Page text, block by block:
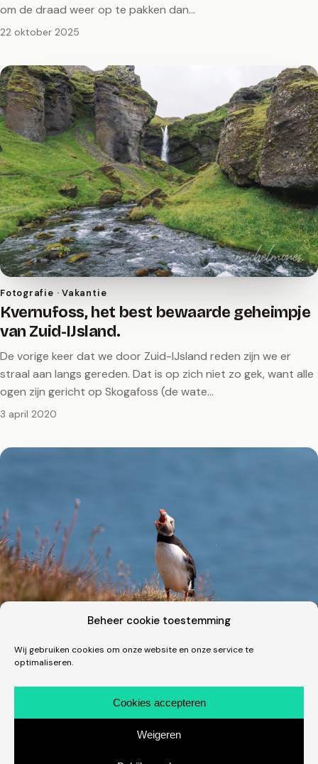
Beheer cookie toestemming
Wij gebruiken cookies om onze website en onze service te
optimaliseren.
Cookies accepteren
Weigeren
om de draad weer op te pakken dan…
22 oktober 2025
Fotografie · Vakantie
Kvernufoss, het best bewaarde geheimpje
van Zuid-IJsland.
De vorige keer dat we door Zuid-IJsland reden zijn we er
straal aan langs gereden. Dat is op zich niet zo gek, want alle
ogen zijn gericht op Skogafoss (de wate…
3 april 2020
Een dik uur tussen de clowns in IJsland
Wat een fantastische beestjes zijn dit! Één van de
hoogtepunten van onze trip naar IJsland in juli was uiteraard